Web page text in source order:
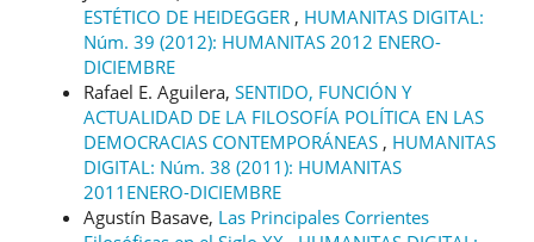
ESTÉTICO DE HEIDEGGER , HUMANITAS DIGITAL:
Núm. 39 (2012): HUMANITAS 2012 ENERO-
DICIEMBRE
Rafael E. Aguilera, SENTIDO, FUNCIÓN Y
ACTUALIDAD DE LA FILOSOFÍA POLÍTICA EN LAS
DEMOCRACIAS CONTEMPORÁNEAS , HUMANITAS
DIGITAL: Núm. 38 (2011): HUMANITAS
2011ENERO-DICIEMBRE
Agustín Basave, Las Principales Corrientes